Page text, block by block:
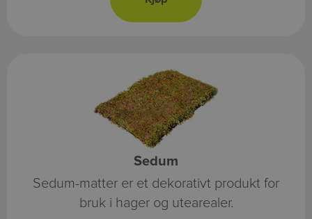
Sedum
Sedum-matter er et dekorativt produkt for
bruk i hager og utearealer.